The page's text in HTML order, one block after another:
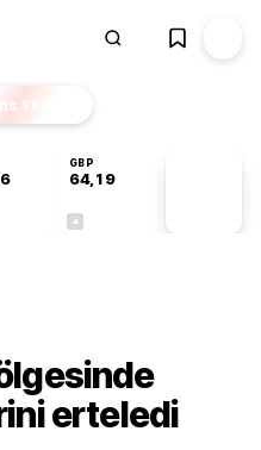
EKSTRA
GBP
64,19
erteledi